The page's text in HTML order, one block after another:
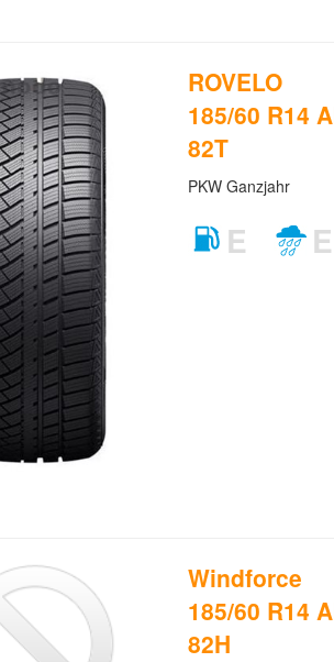
ROVELO
185/60 R14
82T
PKW Ganzjahr
E E
Windforce
185/60 R14
82H